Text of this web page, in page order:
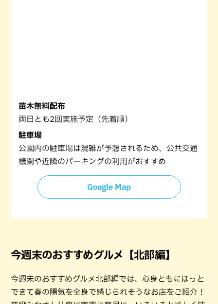
苗木無料配布
両日とも2回実施予定（先着順）
駐車場
公園内の駐車場は混雑が予想されるため、公共交通
機関や近隣のパーキングの利用がおすすめ
Google Map
今週末のおすすめグルメ【北部編】
今週末のおすすめグルメ北部編では、心身ともにほっと
できて春の陽気を全身で感じられそうなお店をご紹介！